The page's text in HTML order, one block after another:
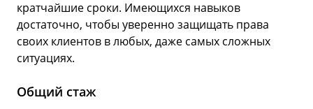
кратчайшие сроки. Имеющихся навыков
достаточно, чтобы уверенно защищать права
своих клиентов в любых, даже самых сложных
ситуациях.
Общий стаж